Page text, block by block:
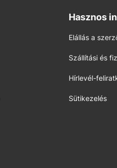
Hasznos
Elállás a
Szállítási és
Hírlevél-
Sütikezelés